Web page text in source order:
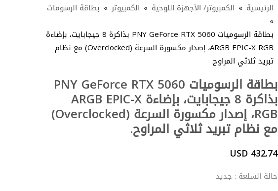
الرئيسية » الكمبيوتر/ الأجهزة اللوحية » الكمبيوتر » بطاقة الرسومات
»
بطاقة الرسوميات PNY GeForce RTX 5060 بذاكرة 8 جيجابايت، بإضاءة
ARGB EPIC-X RGB، إصدار مكسورة السرعة (Overclocked) مع نظام
تبريد ثلاثي المراوح.
بطاقة الرسوميات PNY GeForce RTX 5060
بذاكرة 8 جيجابايت، بإضاءة ARGB EPIC-X
RGB، إصدار مكسورة السرعة (Overclocked)
مع نظام تبريد ثلاثي المراوح.
432.74 USD
حالة السلعة : جديد